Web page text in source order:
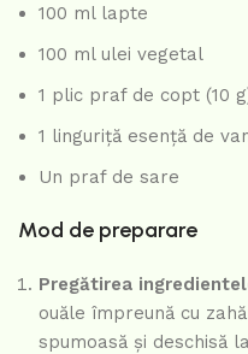
100 ml lapte
100 ml ulei vegetal
1 plic praf de copt (10
1 linguriță esență de
Un praf de sare
Mod de preparare
Pregătirea
ouăle împreună cu
spumoasă și deschisă